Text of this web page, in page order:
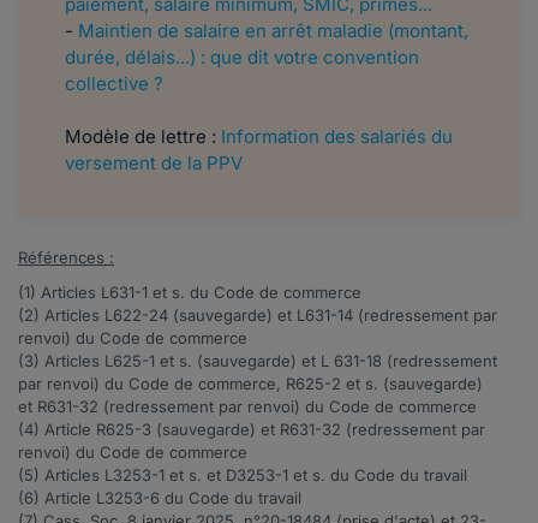
- Maintien de salaire en arrêt maladie (montant,
durée, délais...) : que dit votre convention
collective ?
Modèle de lettre : Information des salariés du
versement de la PPV
Références :
(1) Articles L631-1 et s. du Code de commerce
(2) Articles L622-24 (sauvegarde) et L631-14 (redressement par
renvoi) du Code de commerce
(3) Articles L625-1 et s. (sauvegarde) et L 631-18 (redressement
par renvoi) du Code de commerce, R625-2 et s. (sauvegarde)
et R631-32 (redressement par renvoi) du Code de commerce
(4) Article R625-3 (sauvegarde) et R631-32 (redressement par
renvoi) du Code de commerce
(5) Articles L3253-1 et s. et D3253-1 et s. du Code du travail
(6) Article L3253-6 du Code du travail